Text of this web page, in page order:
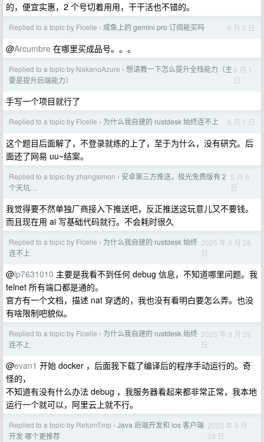
的，便宜实惠，2 个号切着用用，干干活也不错的。
Replied to a topic by Ficelle › 咸鱼上的 gemini pro 订阅能买吗 6 月 2 日
@Arcumbre 在哪里买成品号。。。
Replied to a topic by NakanoAzure › 想请教一下怎么提升全栈能力（主
要是提升后端能力）
6 月 1
日
手写一个项目就行了
Replied to a topic by Ficelle › 为什么我自建的 rustdesk 始终连不上 6 月 1 日
这个题目后面解了，不登录就练的上了，至于为什么，没有研究。后
面还了网易 uu~结案。
Replied to a topic by zhangsimon › 安卓第三方推送，极光免费版有 2
个天坑…
5 月 8
日
我觉得要不然单独厂商接入下推送吧，反正推送这玩意儿又不要钱。
而且现在用 ai 写基础代码就行。不会耗时很久
Replied to a topic by Ficelle › 为什么我自建的 rustdesk 始终
连不上
2025 年 9 月 28
日
@lp7631010 主要是我看不到任何 debug 信息，不知道哪里问题。我
telnet 所有端口都是通的。
官方有一个文档，描述 nat 穿透的，我也没有看明白要怎么弄。也没
有啥限制吧貌似。
Replied to a topic by Ficelle › 为什么我自建的 rustdesk 始终
连不上
2025 年 9 月 28
日
@evan1 开始 docker ，后面我下载了编译后的程序手动运行的。奇
怪的，
不知道有没有什么办法 debug ，我服务器看起来都非常正常，我本地
运行一个就可以，阿里云上就不行。
Replied to a topic by ReturnTmp › Java 后端开发和 ios 客户端
开发 哪个更推荐
2023 年 9 月
28 日